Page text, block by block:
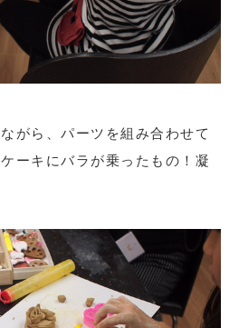
がら、パーツを組み合わせて
ーキにバラが乗ったもの！凝